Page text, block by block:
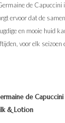
de Capuccini
ervoor dat de
en mooie huid
voor elk seizoen
de
& Lotion